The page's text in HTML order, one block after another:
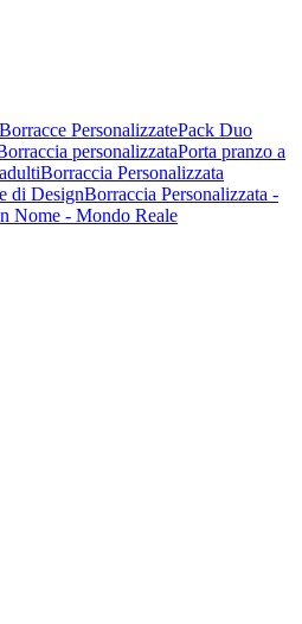
PersonalizzatePack Duo
personalizzataPorta pranzo a
Borraccia Personalizzata
di DesignBorraccia Personalizzata -
Nome - Mondo Reale